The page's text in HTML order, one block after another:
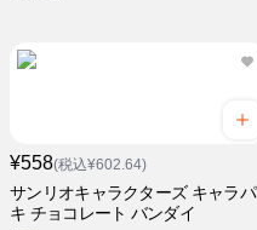
¥558(税込¥602.64)
サンリオキャラクターズ キャラパ
キ チョコレート バンダイ